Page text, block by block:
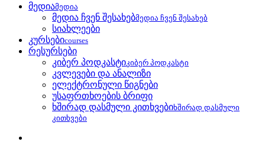
მედიამედია
მედია ჩვენ შესახებმედია ჩვენ შესახებ
სიახლეები
კურსებიcourses
რესურსები
კიბერ პოდკასტიკიბერ პოდკასტი
კვლევები და ანალიზი
ელექტრონული წიგნები
უსაფრთხოების ბრიფი
ხშირად დასმული კითხვებიხშირად დასმული
კითხვები